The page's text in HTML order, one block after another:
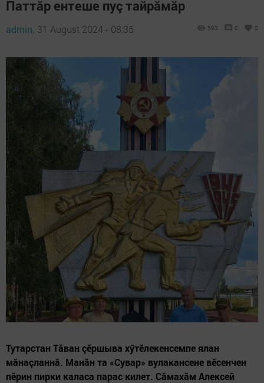
Паттăр ентеше пуç тайрăмăр
admin, 31 August 2024 - 08:35 593 0 0
Тутарстан Тăван çӗршыва хӳтӗлекенсемпе ялан
мăнаçланнă. Манăн та «Сувар» вулакансене вӗсенчен
пӗрин пирки каласа парас килет. Сăмахăм Алексей